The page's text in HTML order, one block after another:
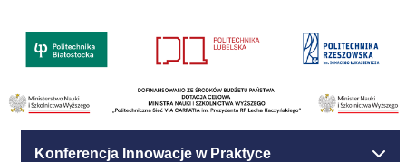
Konferencja Innowacje w Praktyce